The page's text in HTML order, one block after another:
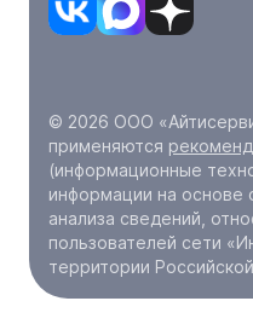
© 2026 ООО
применяются
(информационные
информации на основе
анализа сведений,
пользователей сети
территории